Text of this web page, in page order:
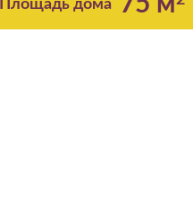
Площадь дома